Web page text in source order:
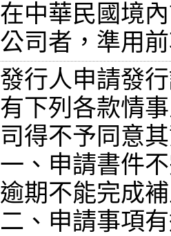
在中華民國境
公司者，準用
發行人申請發
有下列各款情
司得不予同意
一、申請書件
逾期不能完成
二、申請事項